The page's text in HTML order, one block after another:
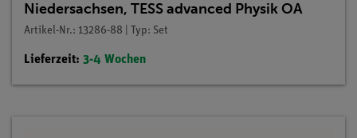
Niedersachsen, TESS advanced Physik OA
Artikel-Nr.: 13286-88 | Typ: Set
Lieferzeit: 3-4 Wochen